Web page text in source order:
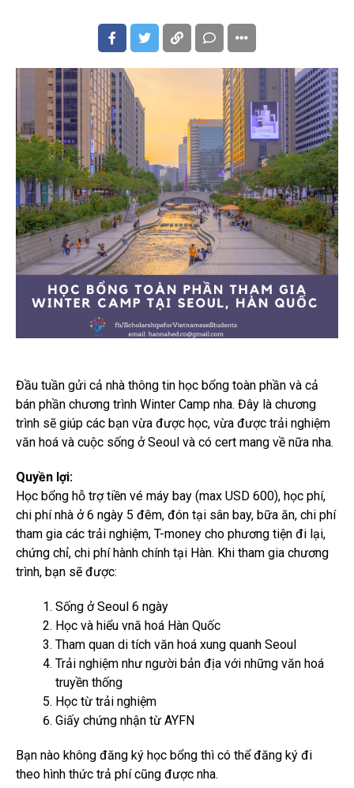
Đầu tuần gửi cả nhà thông tin học bổng toàn phần và cả
bán phần chương trình Winter Camp nha. Đây là chương
trình sẽ giúp các bạn vừa được học, vừa được trải nghiệm
văn hoá và cuộc sống ở Seoul và có cert mang về nữa nha.
Quyền lợi:
Học bổng hỗ trợ tiền vé máy bay (max USD 600), học phí,
chi phí nhà ở 6 ngày 5 đêm, đón tại sân bay, bữa ăn, chi phí
tham gia các trải nghiệm, T-money cho phương tiện đi lại,
chứng chỉ, chi phí hành chính tại Hàn. Khi tham gia chương
trình, bạn sẽ được:
Sống ở Seoul 6 ngày
Học và hiểu vnă hoá Hàn Quốc
Tham quan di tích văn hoá xung quanh Seoul
Trải nghiệm như người bản địa với những văn hoá
truyền thống
Học từ trải nghiệm
Giấy chứng nhận từ AYFN
Bạn nào không đăng ký học bổng thì có thể đăng ký đi
theo hình thức trả phí cũng được nha.